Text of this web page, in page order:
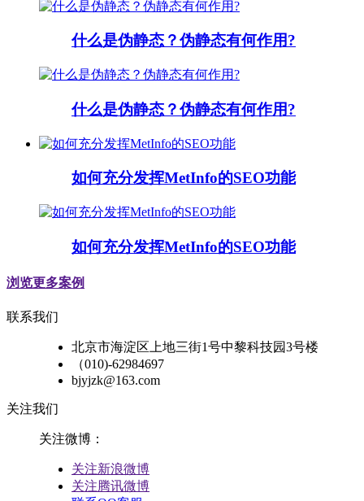
什么是伪静态？伪静态有何作用?
什么是伪静态？伪静态有何作用?
如何充分发挥MetInfo的SEO功能
如何充分发挥MetInfo的SEO功能
浏览更多案例
联系我们
北京市海淀区上地三街1号中黎科技园3号楼
（010)-62984697
bjyjzk@163.com
关注我们
关注微博：
关注新浪微博
关注腾讯微博